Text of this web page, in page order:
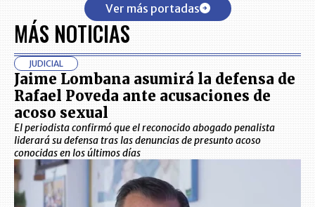
Ver más portadas
MÁS NOTICIAS
JUDICIAL
Jaime Lombana asumirá la defensa de
Rafael Poveda ante acusaciones de
acoso sexual
El periodista confirmó que el reconocido abogado penalista
liderará su defensa tras las denuncias de presunto acoso
conocidas en los últimos días